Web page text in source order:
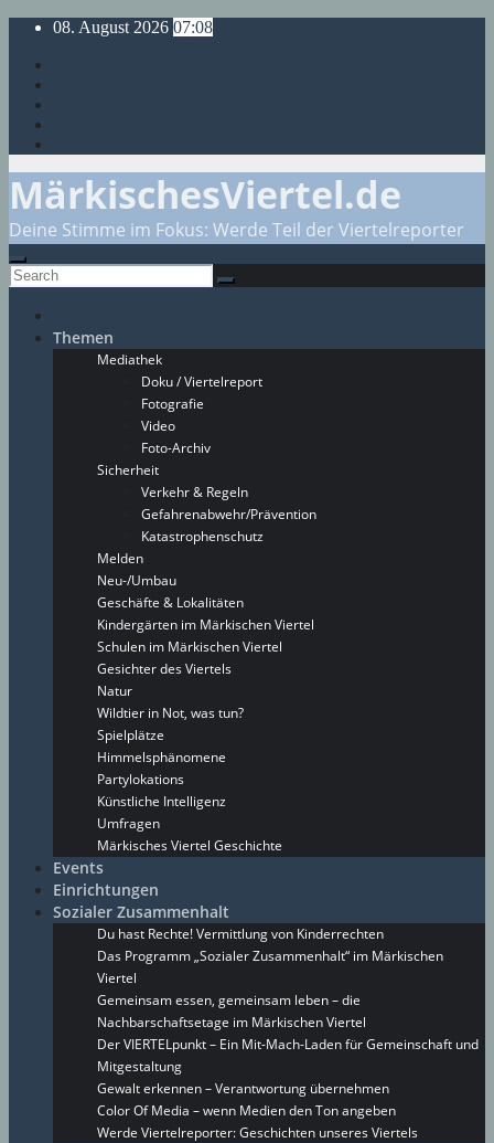
Skip
content
08. August 2026 07:08
MärkischesViertel.de
Deine Stimme im Fokus: Werde Teil der Viertelreporter
Themen
Mediathek
Doku / Viertelreport
Fotografie
Video
Foto-Archiv
Sicherheit
Verkehr & Regeln
Gefahrenabwehr/Prävention
Katastrophenschutz
Melden
Neu-/Umbau
Geschäfte & Lokalitäten
Kindergärten im Märkischen Viertel
Schulen im Märkischen Viertel
Gesichter des Viertels
Natur
Wildtier in Not, was tun?
Spielplätze
Himmelsphänomene
Partylokations
Künstliche Intelligenz
Umfragen
Märkisches Viertel Geschichte
Events
Einrichtungen
Sozialer Zusammenhalt
Du hast Rechte! Vermittlung von Kinderrechten
Das Programm „Sozialer Zusammenhalt“ im Märkischen
Viertel
Gemeinsam essen, gemeinsam leben – die
Nachbarschaftsetage im Märkischen Viertel
Der VIERTELpunkt – Ein Mit-Mach-Laden für Gemeinschaft und
Mitgestaltung
Gewalt erkennen – Verantwortung übernehmen
Color Of Media – wenn Medien den Ton angeben
Werde Viertelreporter: Geschichten unseres Viertels